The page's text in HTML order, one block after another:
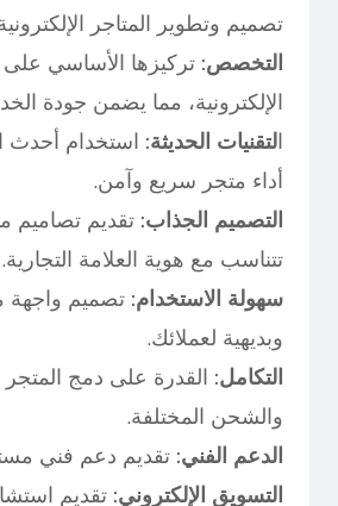
تصميم وتطوير المتاجر
التخصص: تركيزها الأساسي على
الإلكترونية، مما يضمن جودة
التقنيات الحديثة: استخدام أحدث
أداء متجر سريع وآمن.
التصميم الجذاب: تقديم تصاميم
تتناسب مع هوية العلامة التجارية.
سهولة الاستخدام: تصميم
وبديهية لعملائك.
التكامل: القدرة على دمج
والشحن المختلفة.
الدعم الفني: تقديم دعم فني
التسويق الإلكتروني: تقديم